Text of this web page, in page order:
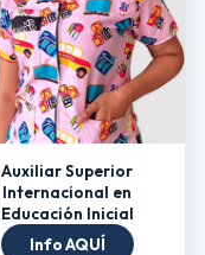
Auxiliar Superior
Internacional en
Educación Inicial
Info AQUÍ